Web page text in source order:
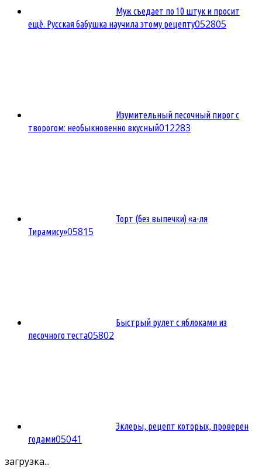
Муж съедает по 10 штук и просит
ещё. Русская бабушка научила этому рецепту052805
Изумительный песочный пирог с
творогом: необыкновенно вкусный012283
Торт (без выпечки) «а-ля
Тирамису»05815
Быстрый рулет с яблоками из
песочного теста05802
Эклеры, рецепт которых, проверен
годами05041
загрузка...